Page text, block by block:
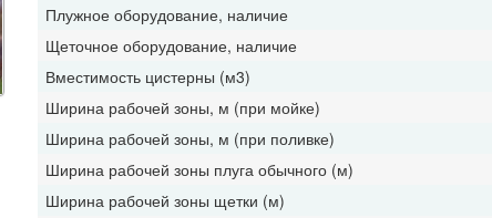
Плужное оборудование, наличие
Щеточное оборудование, наличие
Вместимость цистерны (м3)
Ширина рабочей зоны, м (при мойке)
Ширина рабочей зоны, м (при поливке)
Ширина рабочей зоны плуга обычного (м)
Ширина рабочей зоны щетки (м)